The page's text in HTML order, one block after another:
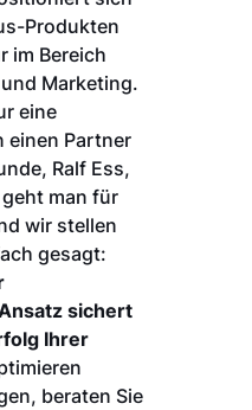
Produkten
im Bereich
Marketing.
eine
einen Partner
Ralf Ess,
man für
wir stellen
gesagt:
sichert
Ihrer
beraten Sie